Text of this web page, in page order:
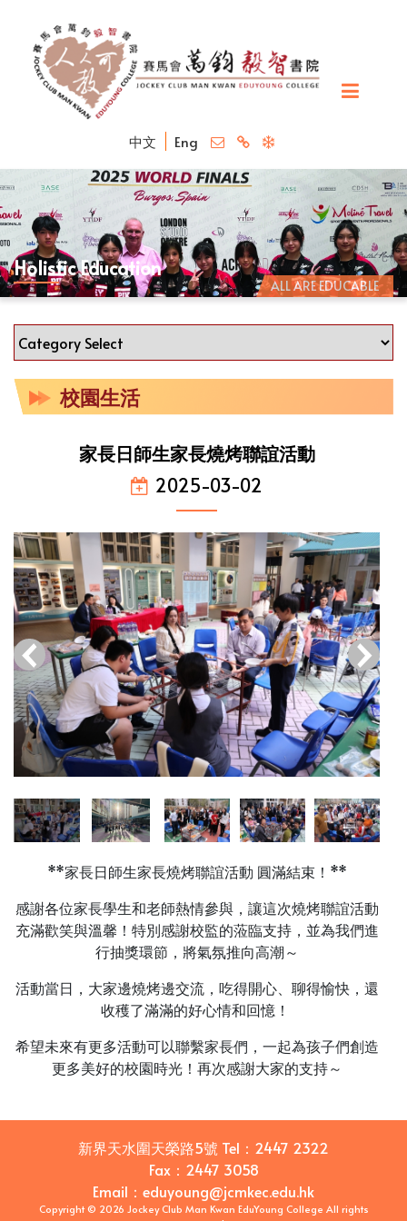
中文 Eng
ALL ARE EDUCABLE
Holistic Education
校園生活
家長日師生家長燒烤聯誼活動
2025-03-02
‹ ›
**家長日師生家長燒烤聯誼活動 圓滿結束！**
感謝各位家長學生和老師熱情參與，讓這次燒烤聯誼活動
充滿歡笑與溫馨！特別感謝校監的蒞臨支持，並為我們進
行抽獎環節，將氣氛推向高潮～
活動當日，大家邊燒烤邊交流，吃得開心、聊得愉快，還
收穫了滿滿的好心情和回憶！
希望未來有更多活動可以聯繫家長們，一起為孩子們創造
更多美好的校園時光！再次感謝大家的支持～
新界天水圍天榮路5號 Tel： 2447 2322
Fax： 2447 3058
Email ： eduyoung@jcmkec.edu.hk
Copyright © 2026 Jockey Club Man Kwan EduYoung College All rights